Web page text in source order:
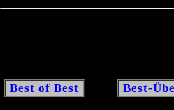
Best of Best Best-